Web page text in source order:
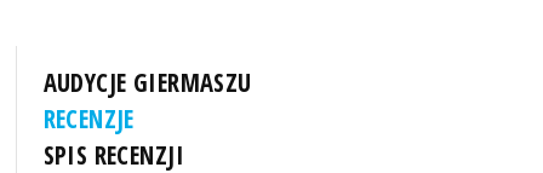
AUDYCJE GIERMASZU
RECENZJE
SPIS RECENZJI